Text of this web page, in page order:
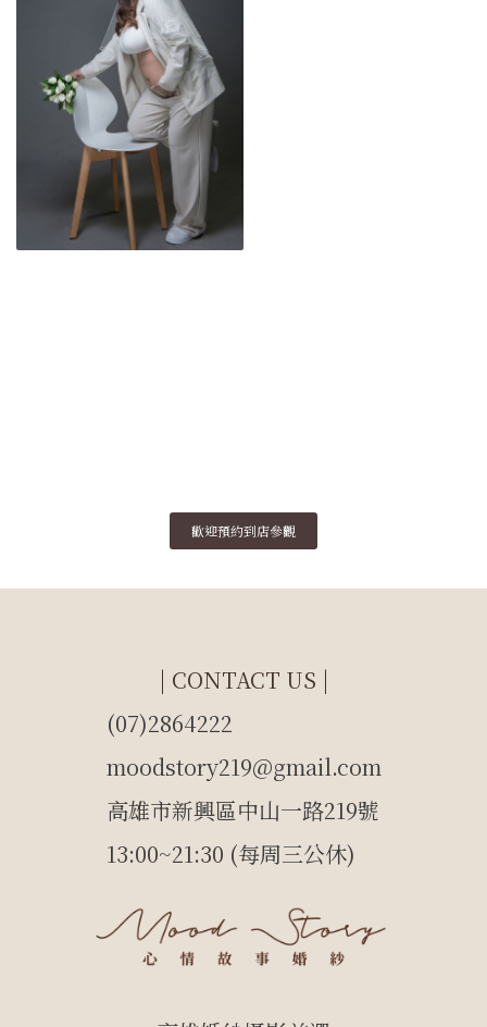
歡迎預約到店參觀
| CONTACT US |
(07)2864222
moodstory219@gmail.com
高雄市新興區中山一路219號
13:00~21:30 (每周三公休)